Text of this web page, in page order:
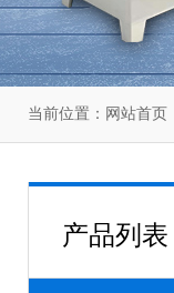
当前位置： 网站首页
产品列表